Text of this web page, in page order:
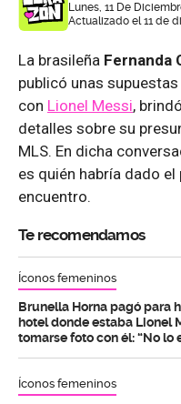
Lunes, 11 De
Actualizado el 11 de
La brasileña Fernanda
publicó unas
con Lionel Messi,
detalles sobre su
MLS. En dicha
es quién habría dado
encuentro.
Te recomendamos
Íconos femeninos
Brunella Horna pagó para
hotel donde estaba Lionel
tomarse foto con él: “No lo
Íconos femeninos